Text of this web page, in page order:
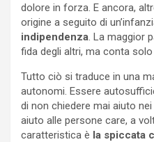
dolore in forza. E ancora,
origine a seguito di
indipendenza. La maggior
fida degli altri, ma conta
Tutto ciò si traduce in una
autonomi. Essere
di non chiedere mai aiuto
aiuto alle persone care, a
caratteristica è la spiccata